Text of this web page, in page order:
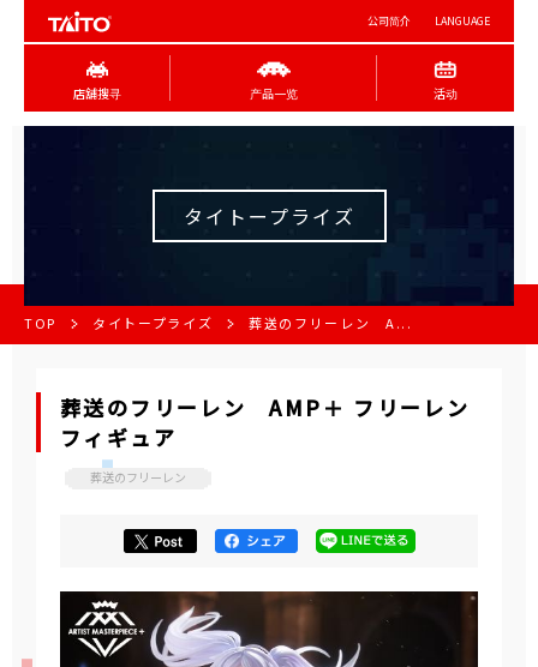
公司简介 LANGUAGE
店舖搜寻 产品一览 活动
タイトープライズ
TOP タイトープライズ 葬送のフリーレン A...
葬送のフリーレン AMP＋ フリーレン
フィギュア
葬送のフリーレン